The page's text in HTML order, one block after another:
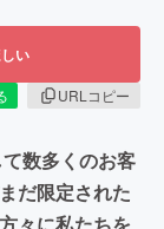
い
URLコピー
数多くのお客
だ限定された
々に私たちを